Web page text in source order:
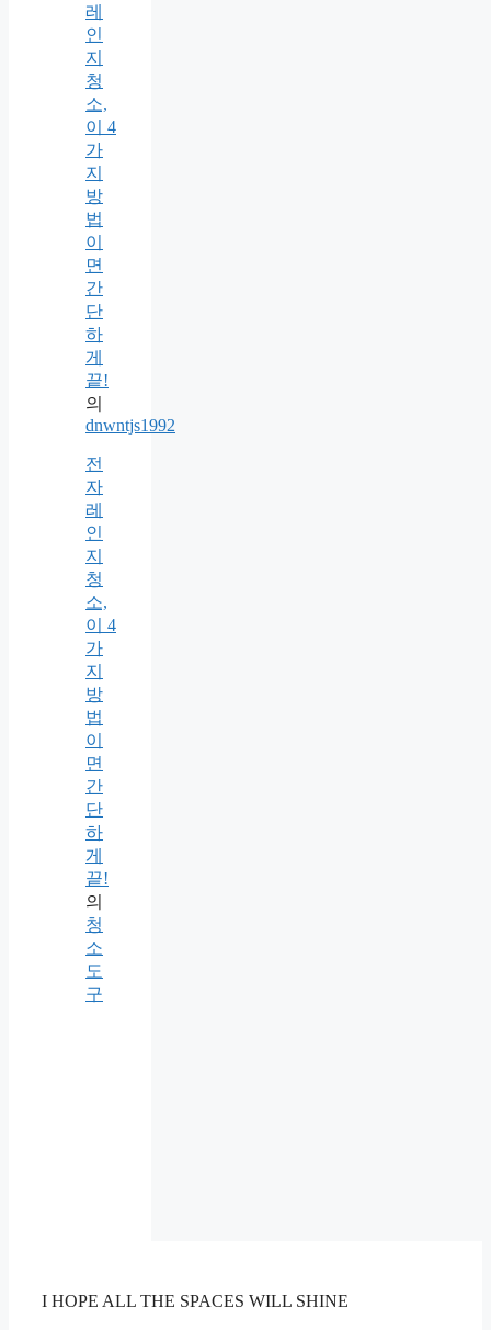
레
인
지
청
소,
이 4
가
지
방
법
이
면
간
단
하
게
끝!
의
dnwntjs1992
전
자
레
인
지
청
소,
이 4
가
지
방
법
이
면
간
단
하
게
끝!
의
청
소
도
구
I HOPE ALL THE SPACES WILL SHINE